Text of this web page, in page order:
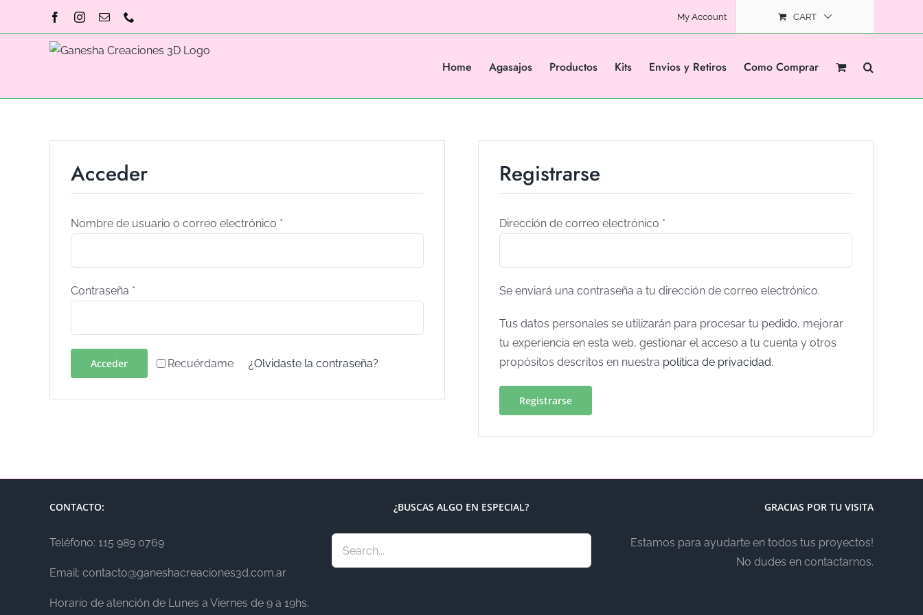
FacebookInstagram
Email My Account CART
Home Agasajos Productos Kits Envios y Retiros Como Comprar
Acceder
Nombre de usuario o correo electrónico *
Contraseña *
Recuérdame
Acceder ¿Olvidaste la contraseña?
Registrarse
Dirección de correo electrónico *
Se enviará una contraseña a tu dirección de correo electrónico.
Tus datos personales se utilizarán para procesar tu pedido, mejorar
tu experiencia en esta web, gestionar el acceso a tu cuenta y otros
propósitos descritos en nuestra política de privacidad.
Registrarse
CONTACTO:
Teléfono: 115 989 0769
Email: contacto@ganeshacreaciones3d.com.ar
Horario de atención de Lunes a Viernes de 9 a 19hs.
¿BUSCAS ALGO EN ESPECIAL? GRACIAS POR TU VISITA
Estamos para ayudarte en todos tus proyectos!
No dudes en contactarnos.